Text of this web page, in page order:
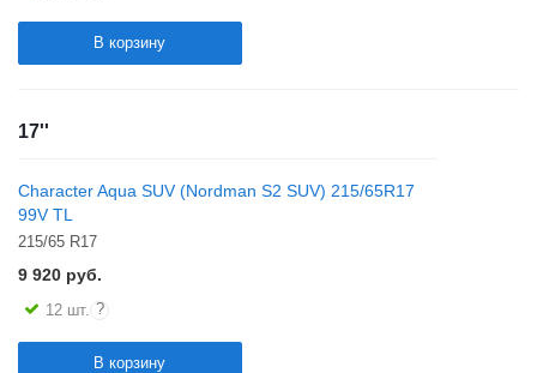
В корзину
17''
Character Aqua SUV (Nordman S2 SUV) 215/65R17
99V TL
215/65 R17
9 920 руб.
12 шт. ?
В корзину